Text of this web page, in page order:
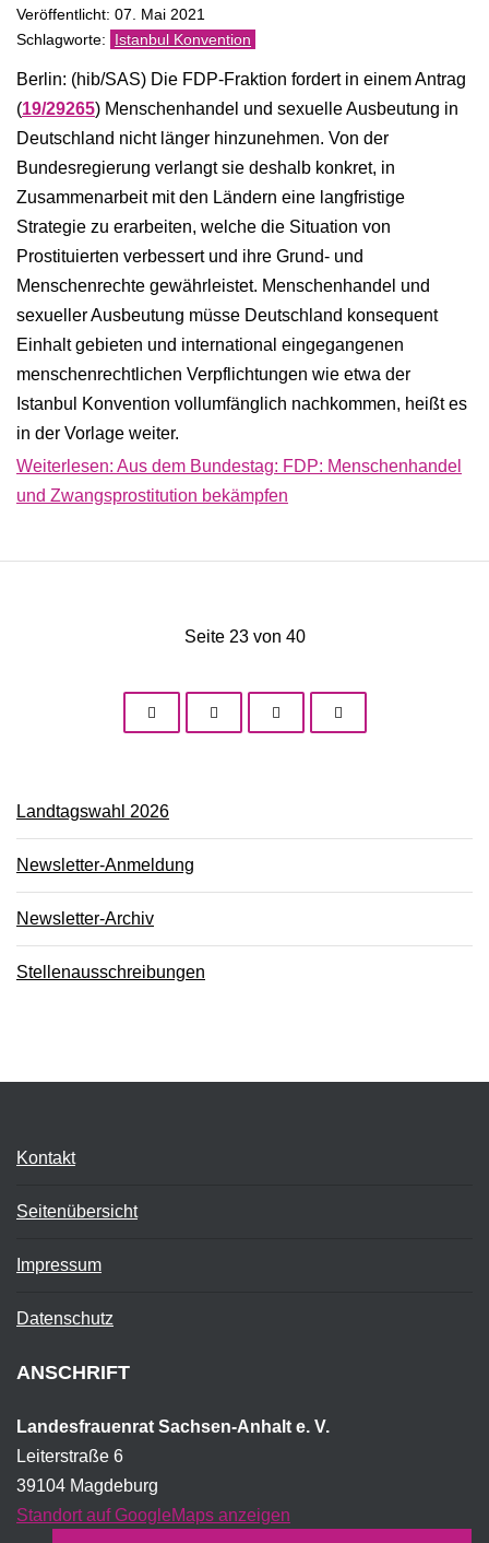
Veröffentlicht: 07. Mai 2021
Istanbul Konvention
Berlin: (hib/SAS) Die FDP-Fraktion fordert in einem Antrag
(19/29265) Menschenhandel und sexuelle Ausbeutung in
Deutschland nicht länger hinzunehmen. Von der
Bundesregierung verlangt sie deshalb konkret, in
Zusammenarbeit mit den Ländern eine langfristige
Strategie zu erarbeiten, welche die Situation von
Prostituierten verbessert und ihre Grund- und
Menschenrechte gewährleistet. Menschenhandel und
sexueller Ausbeutung müsse Deutschland konsequent
Einhalt gebieten und international eingegangenen
menschenrechtlichen Verpflichtungen wie etwa der
Istanbul Konvention vollumfänglich nachkommen, heißt es
in der Vorlage weiter.
Weiterlesen: Aus dem Bundestag: FDP: Menschenhandel
und Zwangsprostitution bekämpfen
Seite 23 von 40
Landtagswahl 2026
Newsletter-Anmeldung
Newsletter-Archiv
Stellenausschreibungen
Kontakt
Seitenübersicht
Impressum
Datenschutz
ANSCHRIFT
Landesfrauenrat Sachsen-Anhalt e. V.
Leiterstraße 6
39104 Magdeburg
Standort auf GoogleMaps anzeigen